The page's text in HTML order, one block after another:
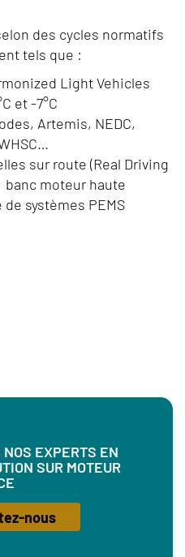
des cycles normatifs
tels que :
Light Vehicles
et -7°C
Artemis, NEDC,
sur route (Real Driving
banc moteur haute
systèmes PEMS
EXPERTS EN
SUR MOTEUR
nous